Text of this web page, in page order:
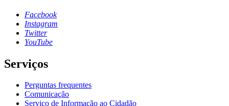
Facebook
Instagram
Twitter
YouTube
Serviços
Perguntas frequentes
Comunicação
Serviço de Informação ao Cidadão